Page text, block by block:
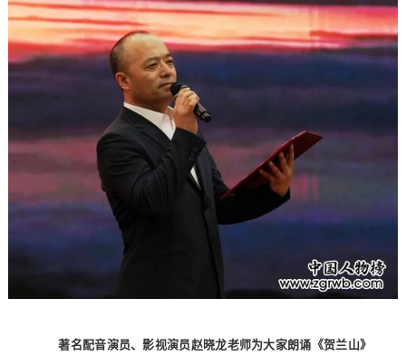
著名配音演员、影视演员赵晓龙老师为大家朗诵《贺兰山》